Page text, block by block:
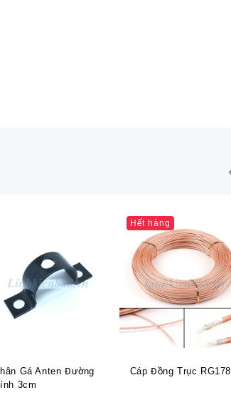
Gá Anten Đường
3cm
Hết hàng
Cáp Đồng Trục RG178